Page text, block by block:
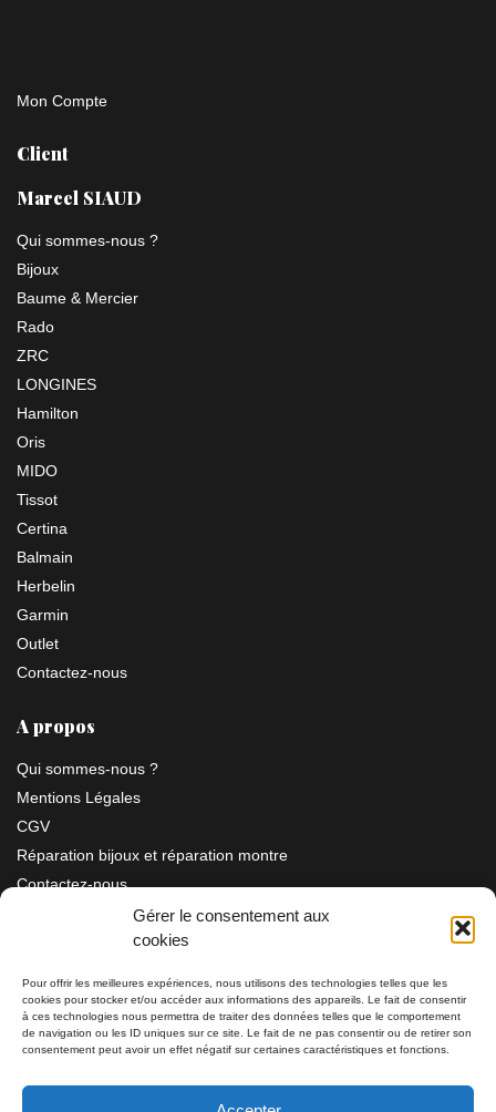
Gérer le consentement aux
cookies
Pour offrir les meilleures expériences, nous utilisons des technologies telles que les
cookies pour stocker et/ou accéder aux informations des appareils. Le fait de consentir
à ces technologies nous permettra de traiter des données telles que le comportement
de navigation ou les ID uniques sur ce site. Le fait de ne pas consentir ou de retirer son
consentement peut avoir un effet négatif sur certaines caractéristiques et fonctions.
Mon Compte
Client
Marcel SIAUD
Qui sommes-nous ?
Bijoux
Baume & Mercier
Rado
ZRC
LONGINES
Hamilton
Oris
MIDO
Tissot
Certina
Balmain
Herbelin
Garmin
Outlet
Contactez-nous
A propos
Qui sommes-nous ?
Mentions Légales
CGV
Réparation bijoux et réparation montre
Contactez-nous
Information
Bijouterie SIAUD11 rue Masséna 06000 NICE